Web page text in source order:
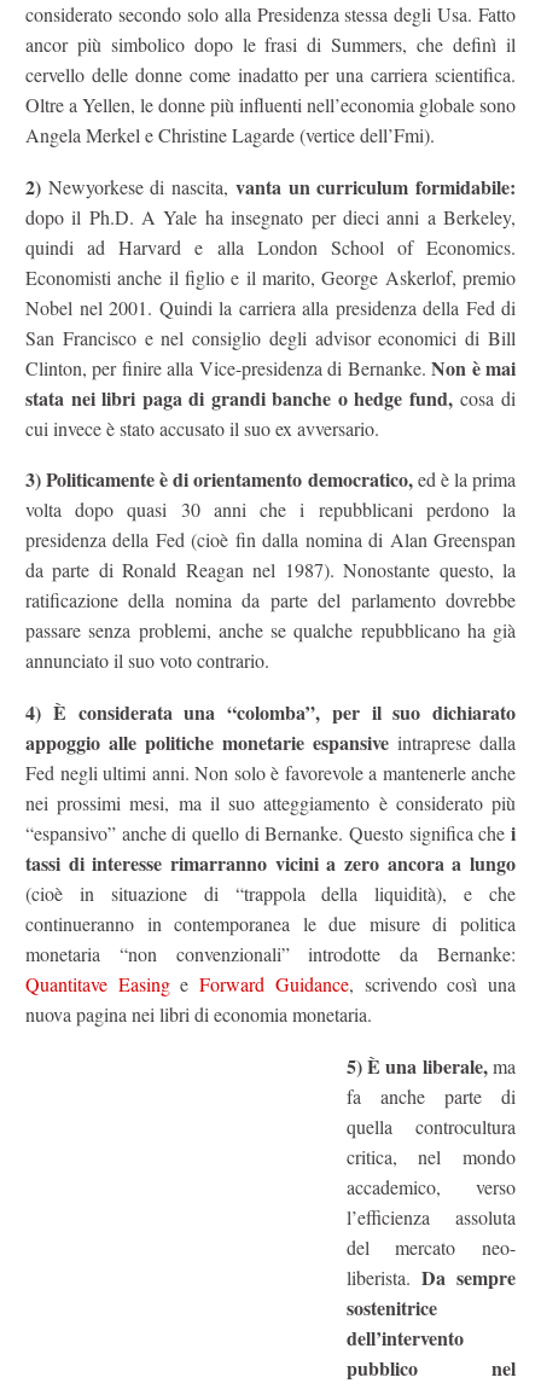
considerato secondo solo alla Presidenza stessa degli Usa. Fatto
ancor più simbolico dopo le frasi di Summers, che definì il
cervello delle donne come inadatto per una carriera scientifica.
Oltre a Yellen, le donne più influenti nell’economia globale sono
Angela Merkel e Christine Lagarde (vertice dell’Fmi).
2) Newyorkese di nascita, vanta un curriculum formidabile:
dopo il Ph.D. A Yale ha insegnato per dieci anni a Berkeley,
quindi ad Harvard e alla London School of Economics.
Economisti anche il figlio e il marito, George Askerlof, premio
Nobel nel 2001. Quindi la carriera alla presidenza della Fed di
San Francisco e nel consiglio degli advisor economici di Bill
Clinton, per finire alla Vice-presidenza di Bernanke.Non è mai
stata nei libri paga di grandi banche o hedge fund,cosa di
cui invece è stato accusato il suo ex avversario.
3) Politicamente è di orientamento democratico,ed è la prima
volta dopo quasi 30 anni che i repubblicani perdono la
presidenza della Fed (cioè fin dalla nomina di Alan Greenspan
da parte di Ronald Reagan nel 1987). Nonostante questo, la
ratificazione della nomina da parte del parlamento dovrebbe
passare senza problemi, anche se qualche repubblicano ha già
annunciato il suo voto contrario.
4) È considerata una “colomba”, per il suo dichiarato
appoggio alle politiche monetarie espansive intraprese dalla
Fed negli ultimi anni. Non solo è favorevole a mantenerle anche
nei prossimi mesi, ma il suo atteggiamento è considerato più
“espansivo” anche di quello di Bernanke. Questo significa che i
tassi di interesse rimarranno vicini a zero ancora a lungo
(cioè in situazione di “trappola della liquidità), e che
continueranno in contemporanea le due misure di politica
monetaria “non convenzionali” introdotte da Bernanke:
Quantitave EasingeForward Guidance, scrivendo così una
nuova pagina nei libri di economia monetaria.
5) È una liberale,ma
fa anche parte di
quella controcultura
critica, nel mondo
accademico, verso
l’efficienza assoluta
del mercato neo-
liberista. Da sempre
sostenitrice
dell’intervento
pubblico nel